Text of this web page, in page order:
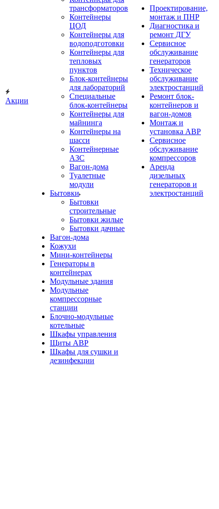
Акции
трансформаторов
Контейнеры
ЦОД
Контейнеры для
водоподготовки
Контейнеры для
тепловых
пунктов
Блок-контейнеры
для лабораторий
Специальные
блок-контейнеры
Контейнеры для
майнинга
Контейнеры на
шасси
Контейнерные
АЗС
Вагон-дома
Туалетные
модули
Бытовки
Бытовки
строительные
Бытовки жилые
Бытовки дачные
Вагон-дома
Кожухи
Мини-контейнеры
Генераторы в
контейнерах
Модульные здания
Модульные
компрессорные
станции
Блочно-модульные
котельные
Шкафы управления
Щиты АВР
Шкафы для сушки и
дезинфекции
Проектирование,
монтаж и ПНР
Диагностика и
ремонт ДГУ
Сервисное
обслуживание
генераторов
Техническое
обслуживание
электростанций
Ремонт блок-
контейнеров и
вагон-домов
Монтаж и
установка АВР
Сервисное
обслуживание
компрессоров
Аренда
дизельных
генераторов и
электростанций